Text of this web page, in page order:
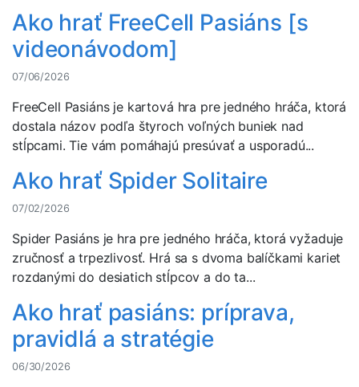
Ako hrať FreeCell Pasiáns [s
videonávodom]
07/06/2026
FreeCell Pasiáns je kartová hra pre jedného hráča, ktorá
dostala názov podľa štyroch voľných buniek nad
stĺpcami. Tie vám pomáhajú presúvať a usporadú...
Ako hrať Spider Solitaire
07/02/2026
Spider Pasiáns je hra pre jedného hráča, ktorá vyžaduje
zručnosť a trpezlivosť. Hrá sa s dvoma balíčkami kariet
rozdanými do desiatich stĺpcov a do ta...
Ako hrať pasiáns: príprava,
pravidlá a stratégie
06/30/2026